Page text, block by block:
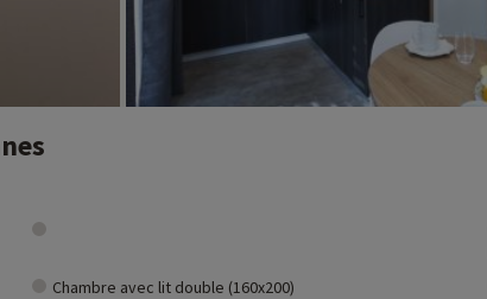
Chambre avec lit double (160x200)